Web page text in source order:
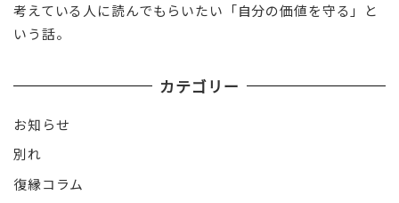
考えている人に読んでもらいたい「自分の価値を守る」と
いう話。
カテゴリー
お知らせ
別れ
復縁コラム